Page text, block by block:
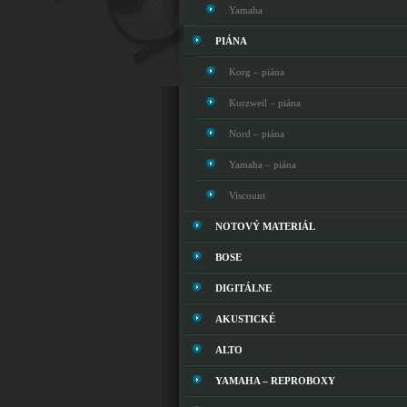
Yamaha
PIÁNA
Korg – piána
Kurzweil – piána
Nord – piána
Yamaha – piána
Viscount
NOTOVÝ MATERIÁL
BOSE
DIGITÁLNE
AKUSTICKÉ
ALTO
YAMAHA – REPROBOXY